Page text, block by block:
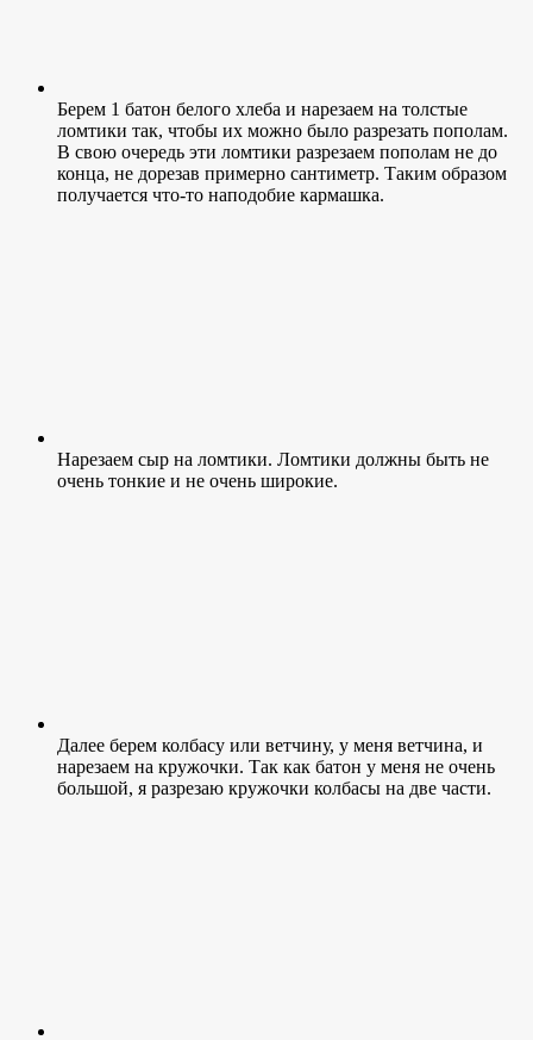
Берем 1 батон белого хлеба и нарезаем на толстые
ломтики так, чтобы их можно было разрезать пополам.
В свою очередь эти ломтики разрезаем пополам не до
конца, не дорезав примерно сантиметр. Таким образом
получается что-то наподобие кармашка.
Нарезаем сыр на ломтики. Ломтики должны быть не
очень тонкие и не очень широкие.
Далее берем колбасу или ветчину, у меня ветчина, и
нарезаем на кружочки. Так как батон у меня не очень
большой, я разрезаю кружочки колбасы на две части.